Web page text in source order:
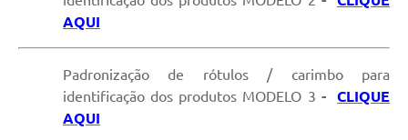
AQUI
Padronização de rótulos / carimbo para
identificação dos produtos MODELO 3 -CLIQUE
AQUI